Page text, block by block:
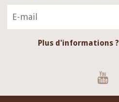
Plus d'informations ?